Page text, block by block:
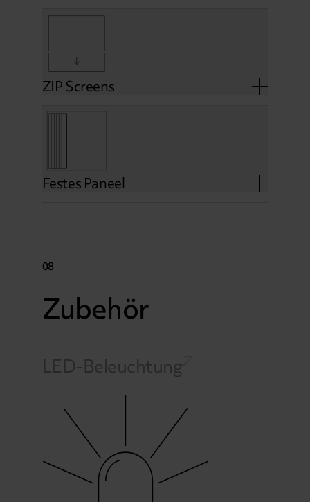
ZIP Screens
Festes Paneel
08
Zubehör
LED-Beleuchtung